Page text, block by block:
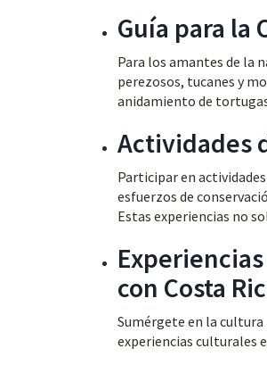
Guía para la
Para los amantes de la
perezosos, tucanes y
anidamiento de
Actividades
Participar en
esfuerzos de
Estas experiencias no
con Costa
Sumérgete en la
experiencias culturales